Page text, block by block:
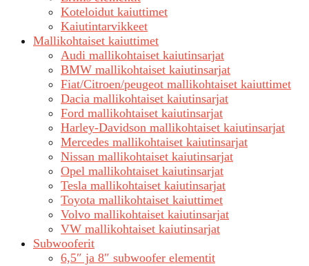
Koteloidut kaiuttimet
Kaiutintarvikkeet
Mallikohtaiset kaiuttimet
Audi mallikohtaiset kaiutinsarjat
BMW mallikohtaiset kaiutinsarjat
Fiat/Citroen/peugeot mallikohtaiset kaiuttimet
Dacia mallikohtaiset kaiutinsarjat
Ford mallikohtaiset kaiutinsarjat
Harley-Davidson mallikohtaiset kaiutinsarjat
Mercedes mallikohtaiset kaiutinsarjat
Nissan mallikohtaiset kaiutinsarjat
Opel mallikohtaiset kaiutinsarjat
Tesla mallikohtaiset kaiutinsarjat
Toyota mallikohtaiset kaiuttimet
Volvo mallikohtaiset kaiutinsarjat
VW mallikohtaiset kaiutinsarjat
Subwooferit
6,5″ ja 8″ subwoofer elementit